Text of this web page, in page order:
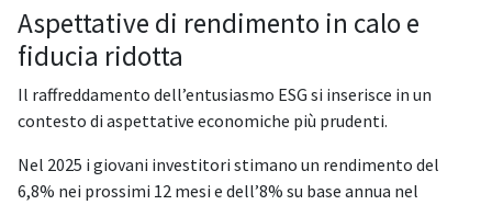
Aspettative di rendimento in calo e
fiducia ridotta
Il raffreddamento dell’entusiasmo ESG si inserisce in un
contesto di aspettative economiche più prudenti.
Nel 2025 i giovani investitori stimano un rendimento del
6,8% nei prossimi 12 mesi e dell’8% su base annua nel